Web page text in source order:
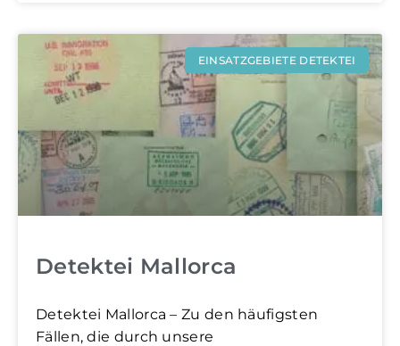
EINSATZGEBIETE DETEKTEI
Detektei Mallorca
Detektei Mallorca – Zu den häufigsten
Fällen, die durch unsere